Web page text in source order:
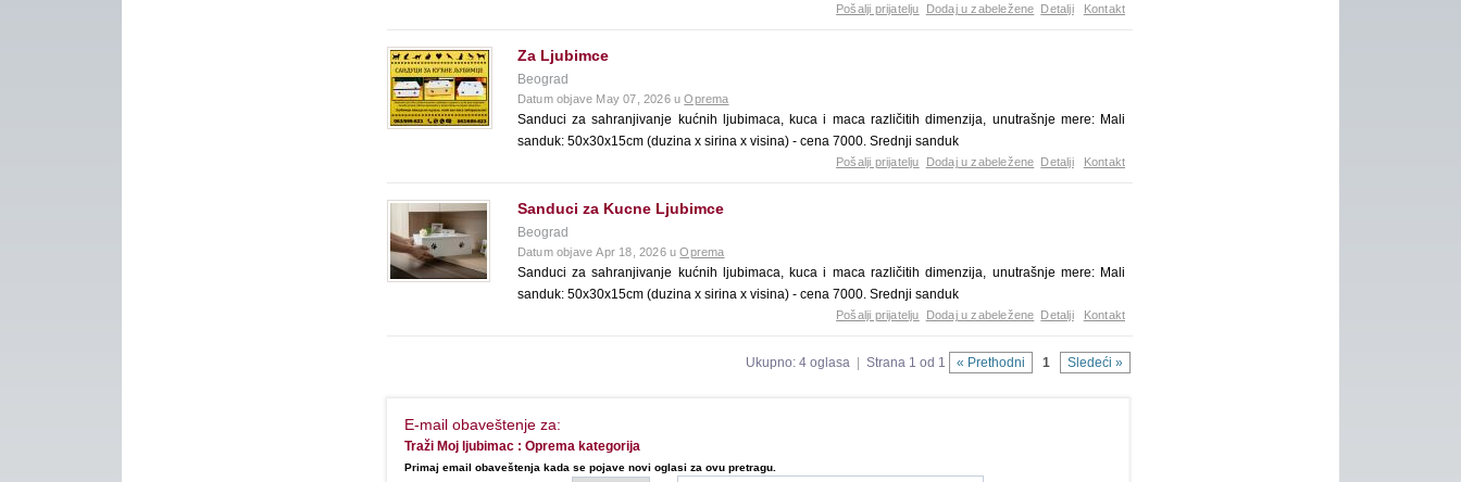
Pošalji prijatelju Dodaj u zabeležene Detalji Kontakt
Za Ljubimce
Beograd
Datum objave May 07, 2026 uOprema
Sanduci za sahranjivanje kućnih ljubimaca, kuca i maca različitih dimenzija, unutrašnje mere: Mali
sanduk: 50x30x15cm (duzina x sirina x visina) - cena 7000. Srednji sanduk
Pošalji prijatelju Dodaj u zabeležene Detalji Kontakt
Sanduci za Kucne Ljubimce
Beograd
Datum objave Apr 18, 2026 uOprema
Sanduci za sahranjivanje kućnih ljubimaca, kuca i maca različitih dimenzija, unutrašnje mere: Mali
sanduk: 50x30x15cm (duzina x sirina x visina) - cena 7000. Srednji sanduk
Pošalji prijatelju Dodaj u zabeležene Detalji Kontakt
Ukupno: 4 oglasa Strana 1 od 1 « Prethodni 1 Sledeći »
E-mail obaveštenje za:
Traži Moj ljubimac : Oprema kategorija
Primaj email obaveštenja kada se pojave novi oglasi za ovu pretragu.